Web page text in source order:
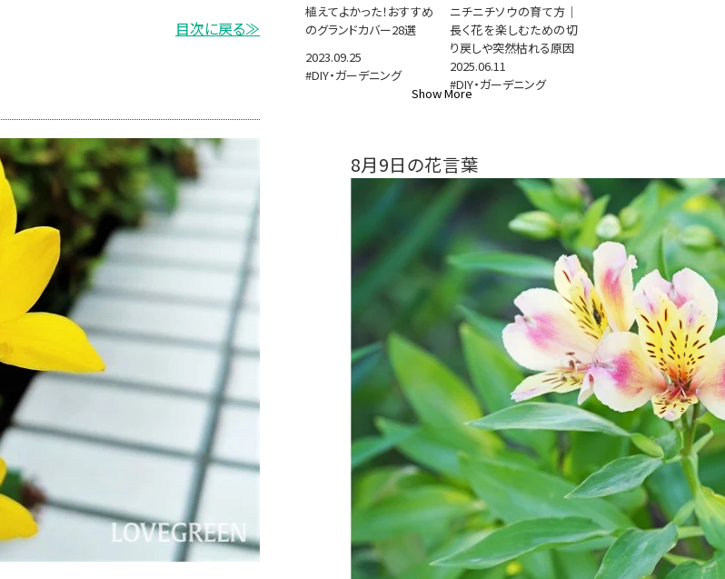
目次に戻る≫
植えてよかった！おすすめ
のグランドカバー28選
2023.09.25
#DIY・ガーデニング
ニチニチソウの育て方｜
長く花を楽しむための切
り戻しや突然枯れる原因
2025.06.11
#DIY・ガーデニング
Show More
8月9日の花言葉